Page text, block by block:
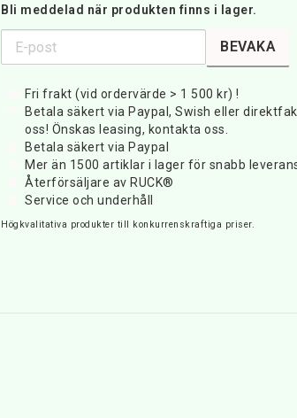
Bli meddelad när produkten finns i lager.
BEVAKA
Fri frakt (vid ordervärde > 1 500 kr) !
Betala säkert via Paypal, Swish eller
oss! Önskas leasing, kontakta oss.
Betala säkert via Paypal
Mer än 1500 artiklar i lager för snabb
Återförsäljare av RUCK®
Service och underhåll
Högkvalitativa produkter till konkurrenskraftiga priser.